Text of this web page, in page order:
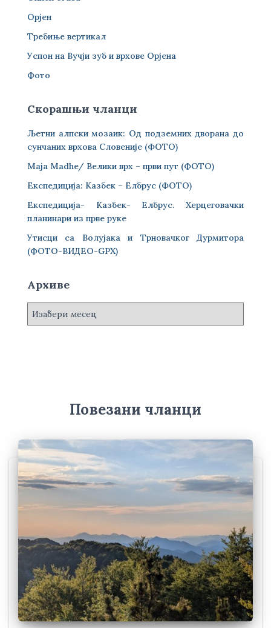
Орјен
Требиње вертикал
Успон на Вучји зуб и врхове Орјена
Фото
Скорашњи чланци
Љетни алпски мозаик: Од подземних дворана до
сунчаних врхова Словеније (ФОТО)
Maja Madhe/ Велики врх – први пут (ФОТО)
Експедиција: Казбек – Елбрус (ФОТО)
Експедиција- Казбек- Елбрус. Херцеговачки
планинари из прве руке
Утисци са Волујака и Трновачког Дурмитора
(ФОТО-ВИДЕО-GPX)
Архиве
А
Повезани чланци